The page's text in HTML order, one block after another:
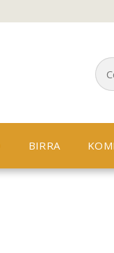
BIRRA